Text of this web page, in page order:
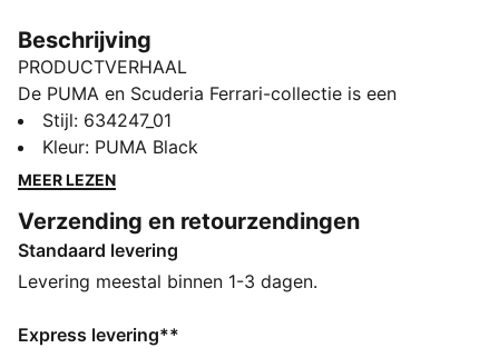
Beschrijving
PRODUCTVERHAAL
De PUMA en Scuderia Ferrari-collectie is een
eerbetoon aan de fantastische motorsport en Ferrari's
legendarische race-erfenis. Deze lijn met schoenen,
kleding en accessoires combineert stijl, comfort en
en -details, zodat je altijd en overal de Ferrari-legacy
kunt ervaren. Deze polo brengt motorsport-nostalgie
naar je garderobe.
PREMIUM COMFORT + PASVORM: Superzachte
Stijl: 634247_01
Kleur: PUMA Black
MEER LEZEN
Verzending en retourzendingen
Standaard levering
Levering meestal binnen 1-3 dagen.
Express levering**